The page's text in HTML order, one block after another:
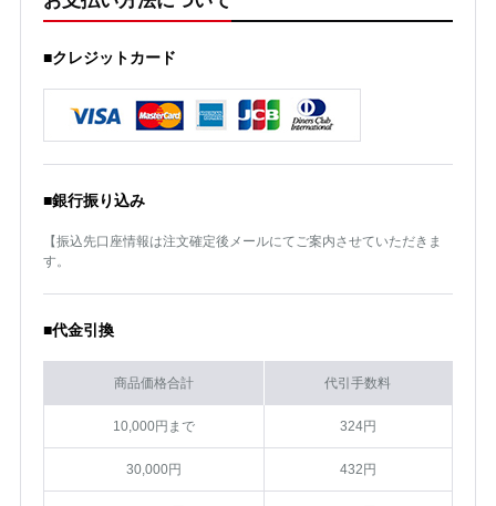
■クレジットカード
■銀行振り込み
【振込先口座情報は注文確定後メールにてご案内させていただきま
す。
■代金引換
商品価格合計 代引手数料
10,000円まで 324円
30,000円 432円